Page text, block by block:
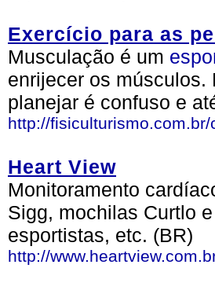
Exercício para as
Musculação é um
enrijecer os músculos.
planejar é confuso e
http://
Heart View
Monitoramento
Sigg, mochilas Curtlo
esportistas, etc. (BR)
http://